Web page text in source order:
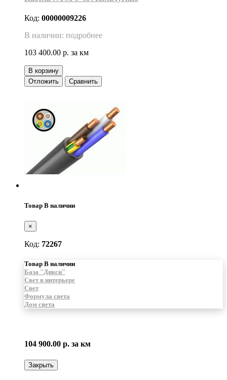
Код: 00000009226
В наличии: подробнее
103 400.00 р. за км
В корзину
Отложить
Сравнить
Товар В наличии
×
Код: 72267
Товар В наличии
База "Дикси"
Свет в интерьере
Свет
Формула света
Дом света
104 900.00 р. за км
Закрыть